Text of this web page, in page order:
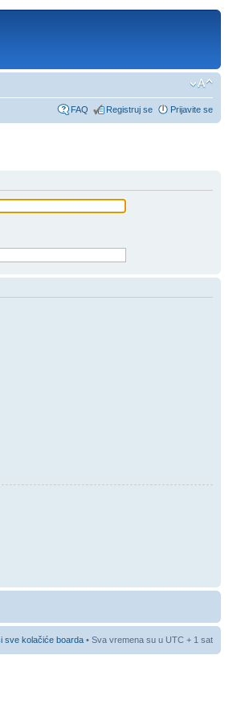
FAQ Registruj se Prijavite se
sve kolačiće boarda • Sva vremena su u UTC + 1 sat